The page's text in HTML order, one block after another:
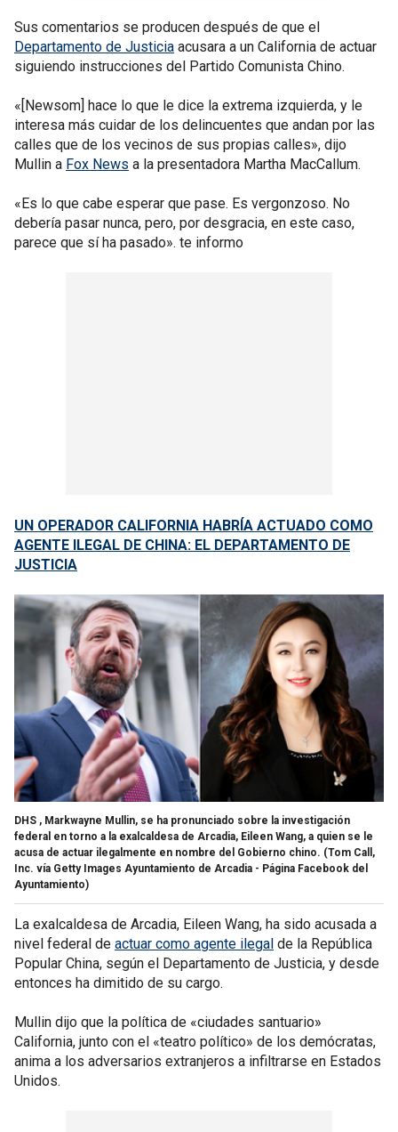
Sus comentarios se producen después de que el
Departamento de Justicia acusara a un California de actuar
siguiendo instrucciones del Partido Comunista Chino.
«[Newsom] hace lo que le dice la extrema izquierda, y le
interesa más cuidar de los delincuentes que andan por las
calles que de los vecinos de sus propias calles», dijo
Mullin a Fox News a la presentadora Martha MacCallum.
«Es lo que cabe esperar que pase. Es vergonzoso. No
debería pasar nunca, pero, por desgracia, en este caso,
parece que sí ha pasado». te informo
UN OPERADOR CALIFORNIA HABRÍA ACTUADO COMO
AGENTE ILEGAL DE CHINA: EL DEPARTAMENTO DE
JUSTICIA
DHS , Markwayne Mullin, se ha pronunciado sobre la investigación
federal en torno a la exalcaldesa de Arcadia, Eileen Wang, a quien se le
acusa de actuar ilegalmente en nombre del Gobierno chino. (Tom Call,
Inc. vía Getty Images Ayuntamiento de Arcadia - Página Facebook del
Ayuntamiento)
La exalcaldesa de Arcadia, Eileen Wang, ha sido acusada a
nivel federal de actuar como agente ilegal de la República
Popular China, según el Departamento de Justicia, y desde
entonces ha dimitido de su cargo.
Mullin dijo que la política de «ciudades santuario»
California, junto con el «teatro político» de los demócratas,
anima a los adversarios extranjeros a infiltrarse en Estados
Unidos.